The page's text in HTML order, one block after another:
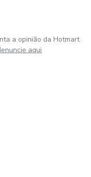
a opinião da Hotmart.
aqui